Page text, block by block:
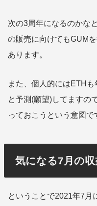
次の3周年になるのかな
の販売に向けてもGUM
あります。
また、個人的にはETH
と予測(願望)してますの
っておこうという意図で
気になる7月の収
ということで2021年7月